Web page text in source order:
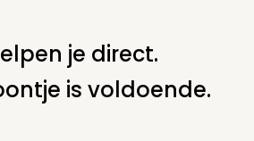
& agenda nieuws uitvaart
"liefdevol afscheid nemen"
je direct.
is voldoende.